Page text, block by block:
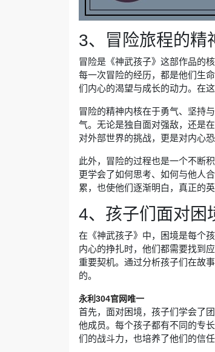
3、冒险旅程的精
冒险是《神武孩子》这部作品的
每一次冒险的经历，都是他们生
们内心的渴望与成长的动力。在
冒险的精神内核在于勇气、坚持
气。无论是独自面对强敌，还是
对外部世界的挑战，更是对内心
此外，冒险的过程也是一个不断
更学会了如何思考、如何与他人
累，也使他们逐渐明白，真正的
4、孩子们面对困
在《神武孩子》中，困境是每个
内心的挣扎时，他们都需要找到
重要契机。通过分析孩子们在故
的。
永利304官网唯一
首先，面对困境，孩子们学会了
他成员。每个孩子都有不同的专
们的战斗力，也培养了他们的信任